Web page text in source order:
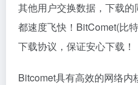
其他用户交换数据，下载
都速度飞快！BitComet(比
下载协议，保证安心下载！
Bitcomet具有高效的网络